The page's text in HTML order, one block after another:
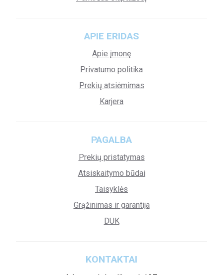
APIE ERIDAS
Apie įmonę
Privatumo politika
Prekių atsiėmimas
Karjera
PAGALBA
Prekių pristatymas
Atsiskaitymo būdai
Taisyklės
Grąžinimas ir garantija
DUK
KONTAKTAI